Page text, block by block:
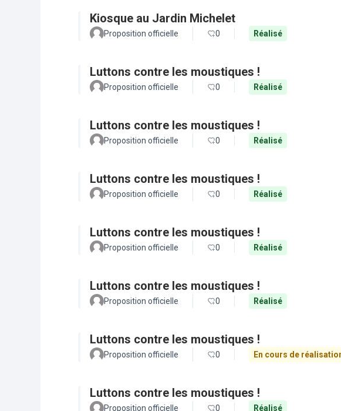
Kiosque au Jardin Michelet
Proposition officielle 0 Réalisé
Luttons contre les moustiques !
Proposition officielle 0 Réalisé
Luttons contre les moustiques !
Proposition officielle 0 Réalisé
Luttons contre les moustiques !
Proposition officielle 0 Réalisé
Luttons contre les moustiques !
Proposition officielle 0 Réalisé
Luttons contre les moustiques !
Proposition officielle 0 Réalisé
Luttons contre les moustiques !
Proposition officielle 0 En cours de
Luttons contre les moustiques !
Proposition officielle 0 Réalisé